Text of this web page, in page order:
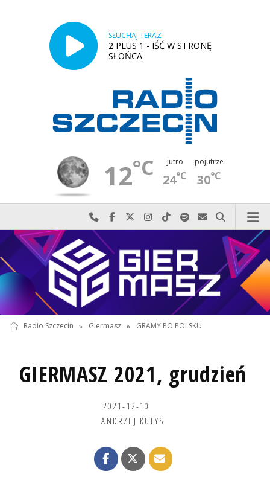
SŁUCHAJ TERAZ
2 PLUS 1 - IŚĆ W STRONĘ
SŁOŃCA
12°C jutro
24°C
pojutrze
30°C
Najlepiej po prostu do nas zadzwoń
Odwiedź nas na Facebook-u
Odwiedź nas na X
Odwiedź nas na Instagram-ie
Odwiedź nas na TikTok-u
Szukaj nas na Spotify
Wyślij do nas
Szukaj
Radio Szczecin » Giermasz » GRAMY PO POLSKU
GIERMASZ 2021, grudzień
2021-12-10
ANDRZEJ KUTYS